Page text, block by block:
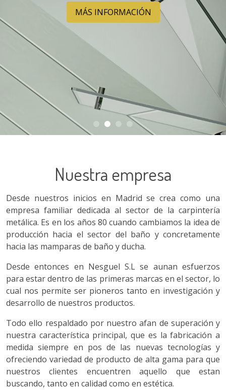
MÁS INFORMACIÓN
Más información
MÁS INFORMACIÓN
MÁS INFORMACIÓN
MÁS INFORMACIÓN
Más información
Nuestra empresa
Desde nuestros inicios en Madrid se crea como una
empresa familiar dedicada al sector de la carpintería
metálica. Es en los años 80 cuando cambiamos la idea de
producción hacia el sector del baño y concretamente
hacia las mamparas de baño y ducha.
Desde entonces en Nesguel S.L se aunan esfuerzos
para estar dentro de las primeras marcas en el sector, lo
cual nos permite ser pioneros tanto en investigación y
desarrollo de nuestros productos.
Todo ello respaldado por nuestro afan de superación y
nuestra característica principal, que es la fabricación a
medida siempre en pos de las nuevas tecnologías y
ofreciendo variedad de producto de alta gama para que
nuestros clientes encuentren aquello que estan
buscando, tanto en calidad como en estética.